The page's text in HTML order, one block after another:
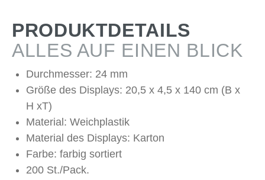
PRODUKTDETAILS
ALLES AUF EINEN BLICK
Durchmesser: 24 mm
Größe des Displays: 20,5 x 4,5 x 140 cm (B x
H xT)
Material: Weichplastik
Material des Displays: Karton
Farbe: farbig sortiert
200 St./Pack.